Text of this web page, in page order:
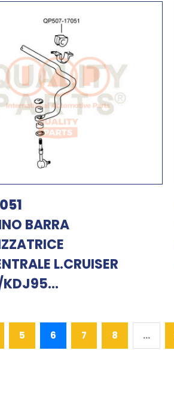
BARRA
L.CRUISER
5 6 7 8 ...